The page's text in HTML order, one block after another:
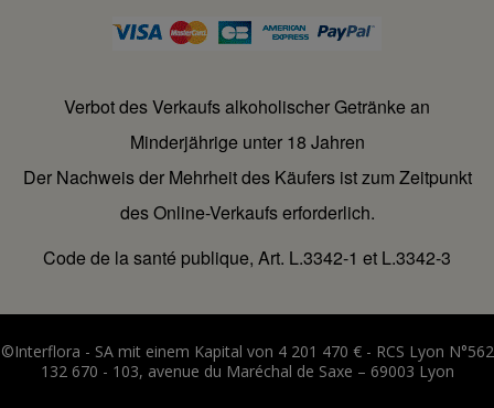
Verbot des Verkaufs alkoholischer Getränke an
Minderjährige unter 18 Jahren
Der Nachweis der Mehrheit des Käufers ist zum Zeitpunkt
des Online-Verkaufs erforderlich.
Code de la santé publique, Art. L.3342-1 et L.3342-3
©Interflora - SA mit einem Kapital von 4 201 470 € - RCS Lyon N°562
132 670 - 103, avenue du Maréchal de Saxe – 69003 Lyon